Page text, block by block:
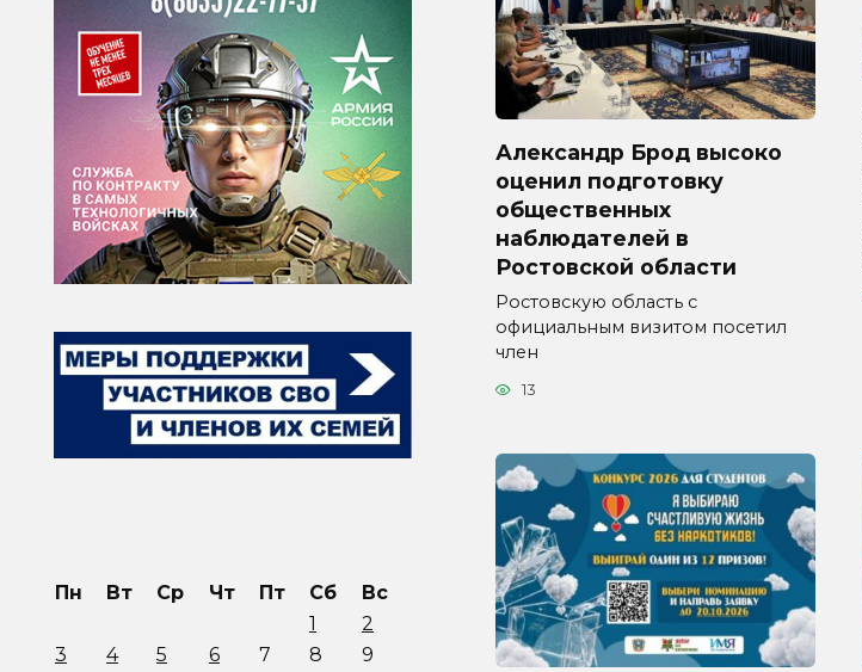
Александр Брод высоко
оценил подготовку
общественных
наблюдателей в
Ростовской области
Ростовскую область с
официальным визитом посетил
член
13
Пн Вт Ср Чт Пт Сб
Вс
1
2
3
4 5 6 7 8
9